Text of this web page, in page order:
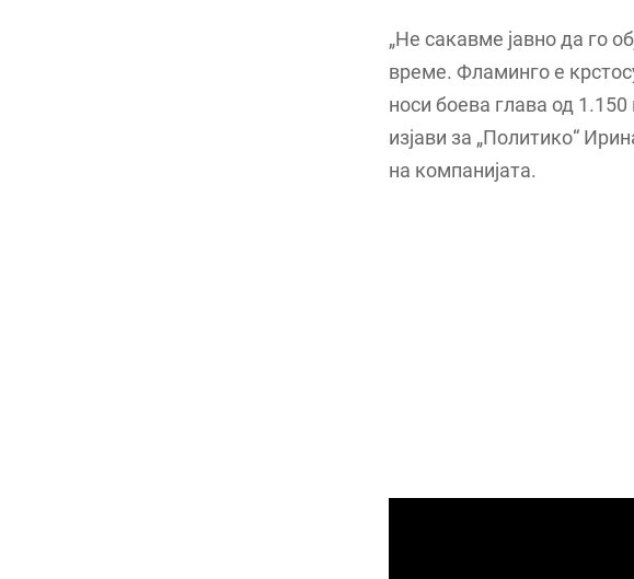
„Не сакавме јавно да го
време. Фламинго е
носи боева глава од
изјави за „Политико“
на компанијата.